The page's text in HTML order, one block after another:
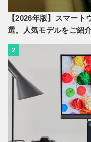
【2026年版】スマー
選。人気モデルをご紹
2